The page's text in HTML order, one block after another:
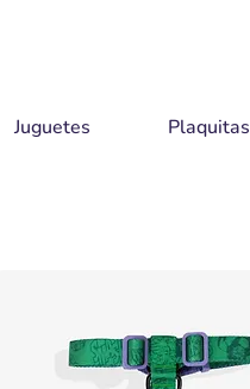
Juguetes Plaquitas